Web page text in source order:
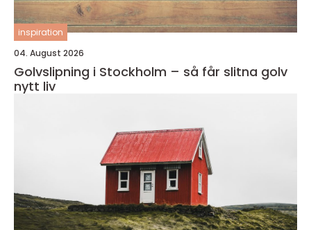
inspiration
04. August 2026
Golvslipning i Stockholm – så får slitna golv
nytt liv